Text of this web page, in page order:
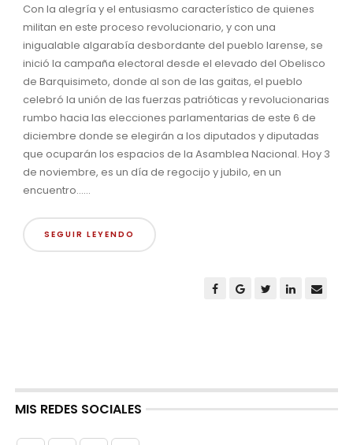
Con la alegría y el entusiasmo característico de quienes
militan en este proceso revolucionario, y con una
inigualable algarabía desbordante del pueblo larense, se
inició la campaña electoral desde el elevado del Obelisco
de Barquisimeto, donde al son de las gaitas, el pueblo
celebró la unión de las fuerzas patrióticas y revolucionarias
rumbo hacia las elecciones parlamentarias de este 6 de
diciembre donde se elegirán a los diputados y diputadas
que ocuparán los espacios de la Asamblea Nacional. Hoy 3
de noviembre, es un día de regocijo y jubilo, en un
encuentro......
SEGUIR LEYENDO
MIS REDES SOCIALES